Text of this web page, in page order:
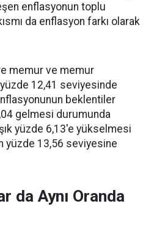
enflasyonun toplu
da enflasyon farkı olarak
memur ve memur
12,41 seviyesinde
beklentiler
gelmesi durumunda
yüzde 6,13'e yükselmesi
yüzde 13,56 seviyesine
da Aynı Oranda